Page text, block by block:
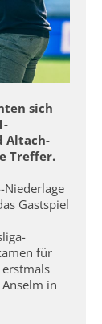
sich
Altach-
Treffer.
Niederlage
Gastspiel
für
in